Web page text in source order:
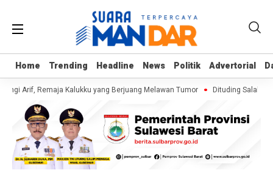
Home Trending Headline News Politik Advertorial
Home Trending Headline News Politik Advertorial
Arif, Remaja Kalukku yang Berjuang Melawan Tumor Dituding